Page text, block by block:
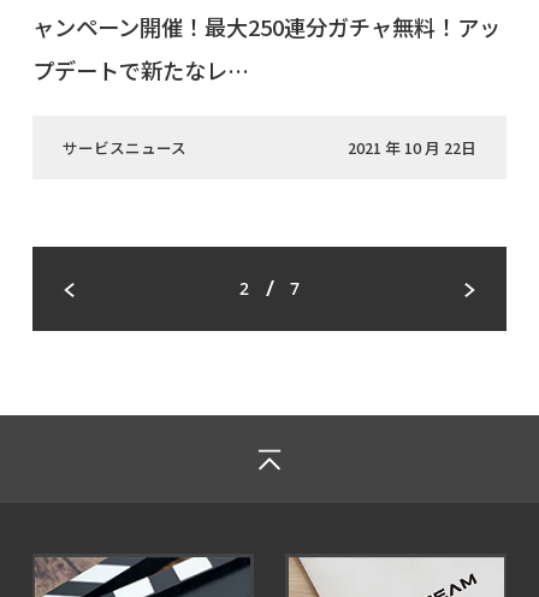
ャンペーン開催！最大250連分ガチャ無料！アッ
プデートで新たなレ…
サービスニュース 2021 年 10 月 22日
2 / 7